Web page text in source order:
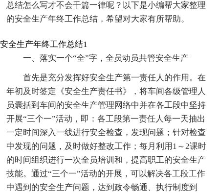
总结怎么写才不会千篇一律呢？以下是小编帮大家整理
的安全生产年终工作总结，希望对大家有所帮助。
安全生产年终工作总结1
一、落实一个“全”字，全员动员共管安全生产
首先是充分发挥好安全生产第一责任人的作用。在
年初及时签定《安全生产责任书》，将车间各级管理人
员囊括到车间的安全生产管理网络中并在各工段中坚持
开展“三个一”活动，即：各工段第一责任人每一天抽出
一定时间深入一线进行安全检查，发现问题；针对检查
中发现的问题，及时做好整改工作；每月利用1～2课时
的时间组织进行一次全员培训和，提高职工的安全生产
技能。通过“三个一”活动的开展，可以解决各工段工作
中遇到的安全生产问题，达到政令畅通、执行制度到